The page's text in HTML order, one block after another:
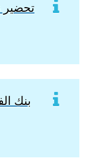
تحضير
بنك